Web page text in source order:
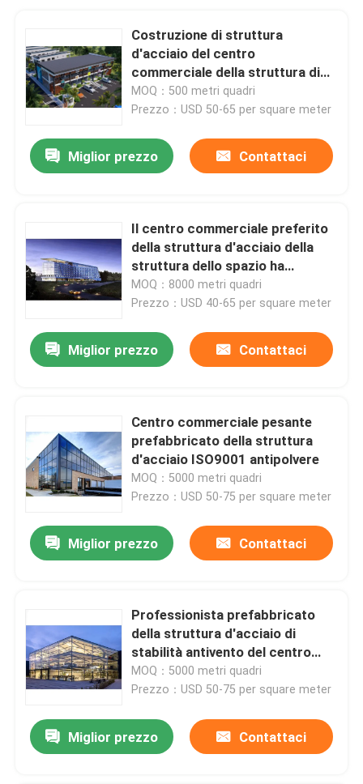
Costruzione di struttura
d'acciaio del centro
commerciale della struttura di
acciaio di Q235B Q355B/due
piani
MOQ：500 metri quadri
Prezzo：USD 50-65 per square meter
Miglior prezzo Contattaci
Il centro commerciale preferito
della struttura d'acciaio della
struttura dello spazio ha
galvanizzato Decoiling
MOQ：8000 metri quadri
Prezzo：USD 40-65 per square meter
Miglior prezzo Contattaci
Centro commerciale pesante
prefabbricato della struttura
d'acciaio ISO9001 antipolvere
MOQ：5000 metri quadri
Prezzo：USD 50-75 per square meter
Miglior prezzo Contattaci
Professionista prefabbricato
della struttura d'acciaio di
stabilità antivento del centro
commerciale
MOQ：5000 metri quadri
Prezzo：USD 50-75 per square meter
Miglior prezzo Contattaci